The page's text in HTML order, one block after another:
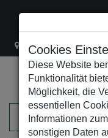
Cookies
Diese Website
Funktionalität
Möglichkeit, die
essentiellen
Informationen
sonstigen Daten
Lacknergasse 78